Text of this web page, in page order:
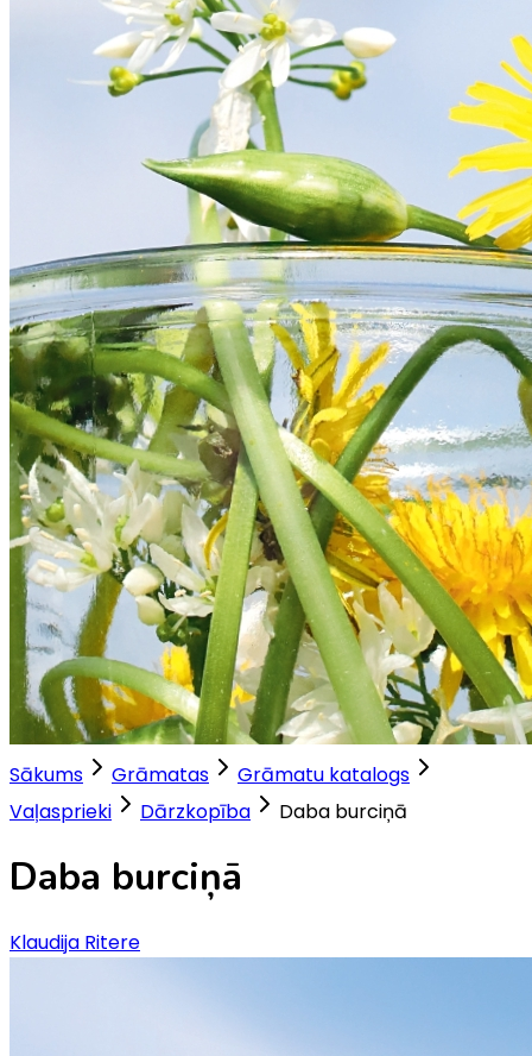
Sākums Grāmatas
Grāmatu katalogs
Vaļasprieki
Dārzkopība Daba burciņā
Daba burciņā
Klaudija Ritere